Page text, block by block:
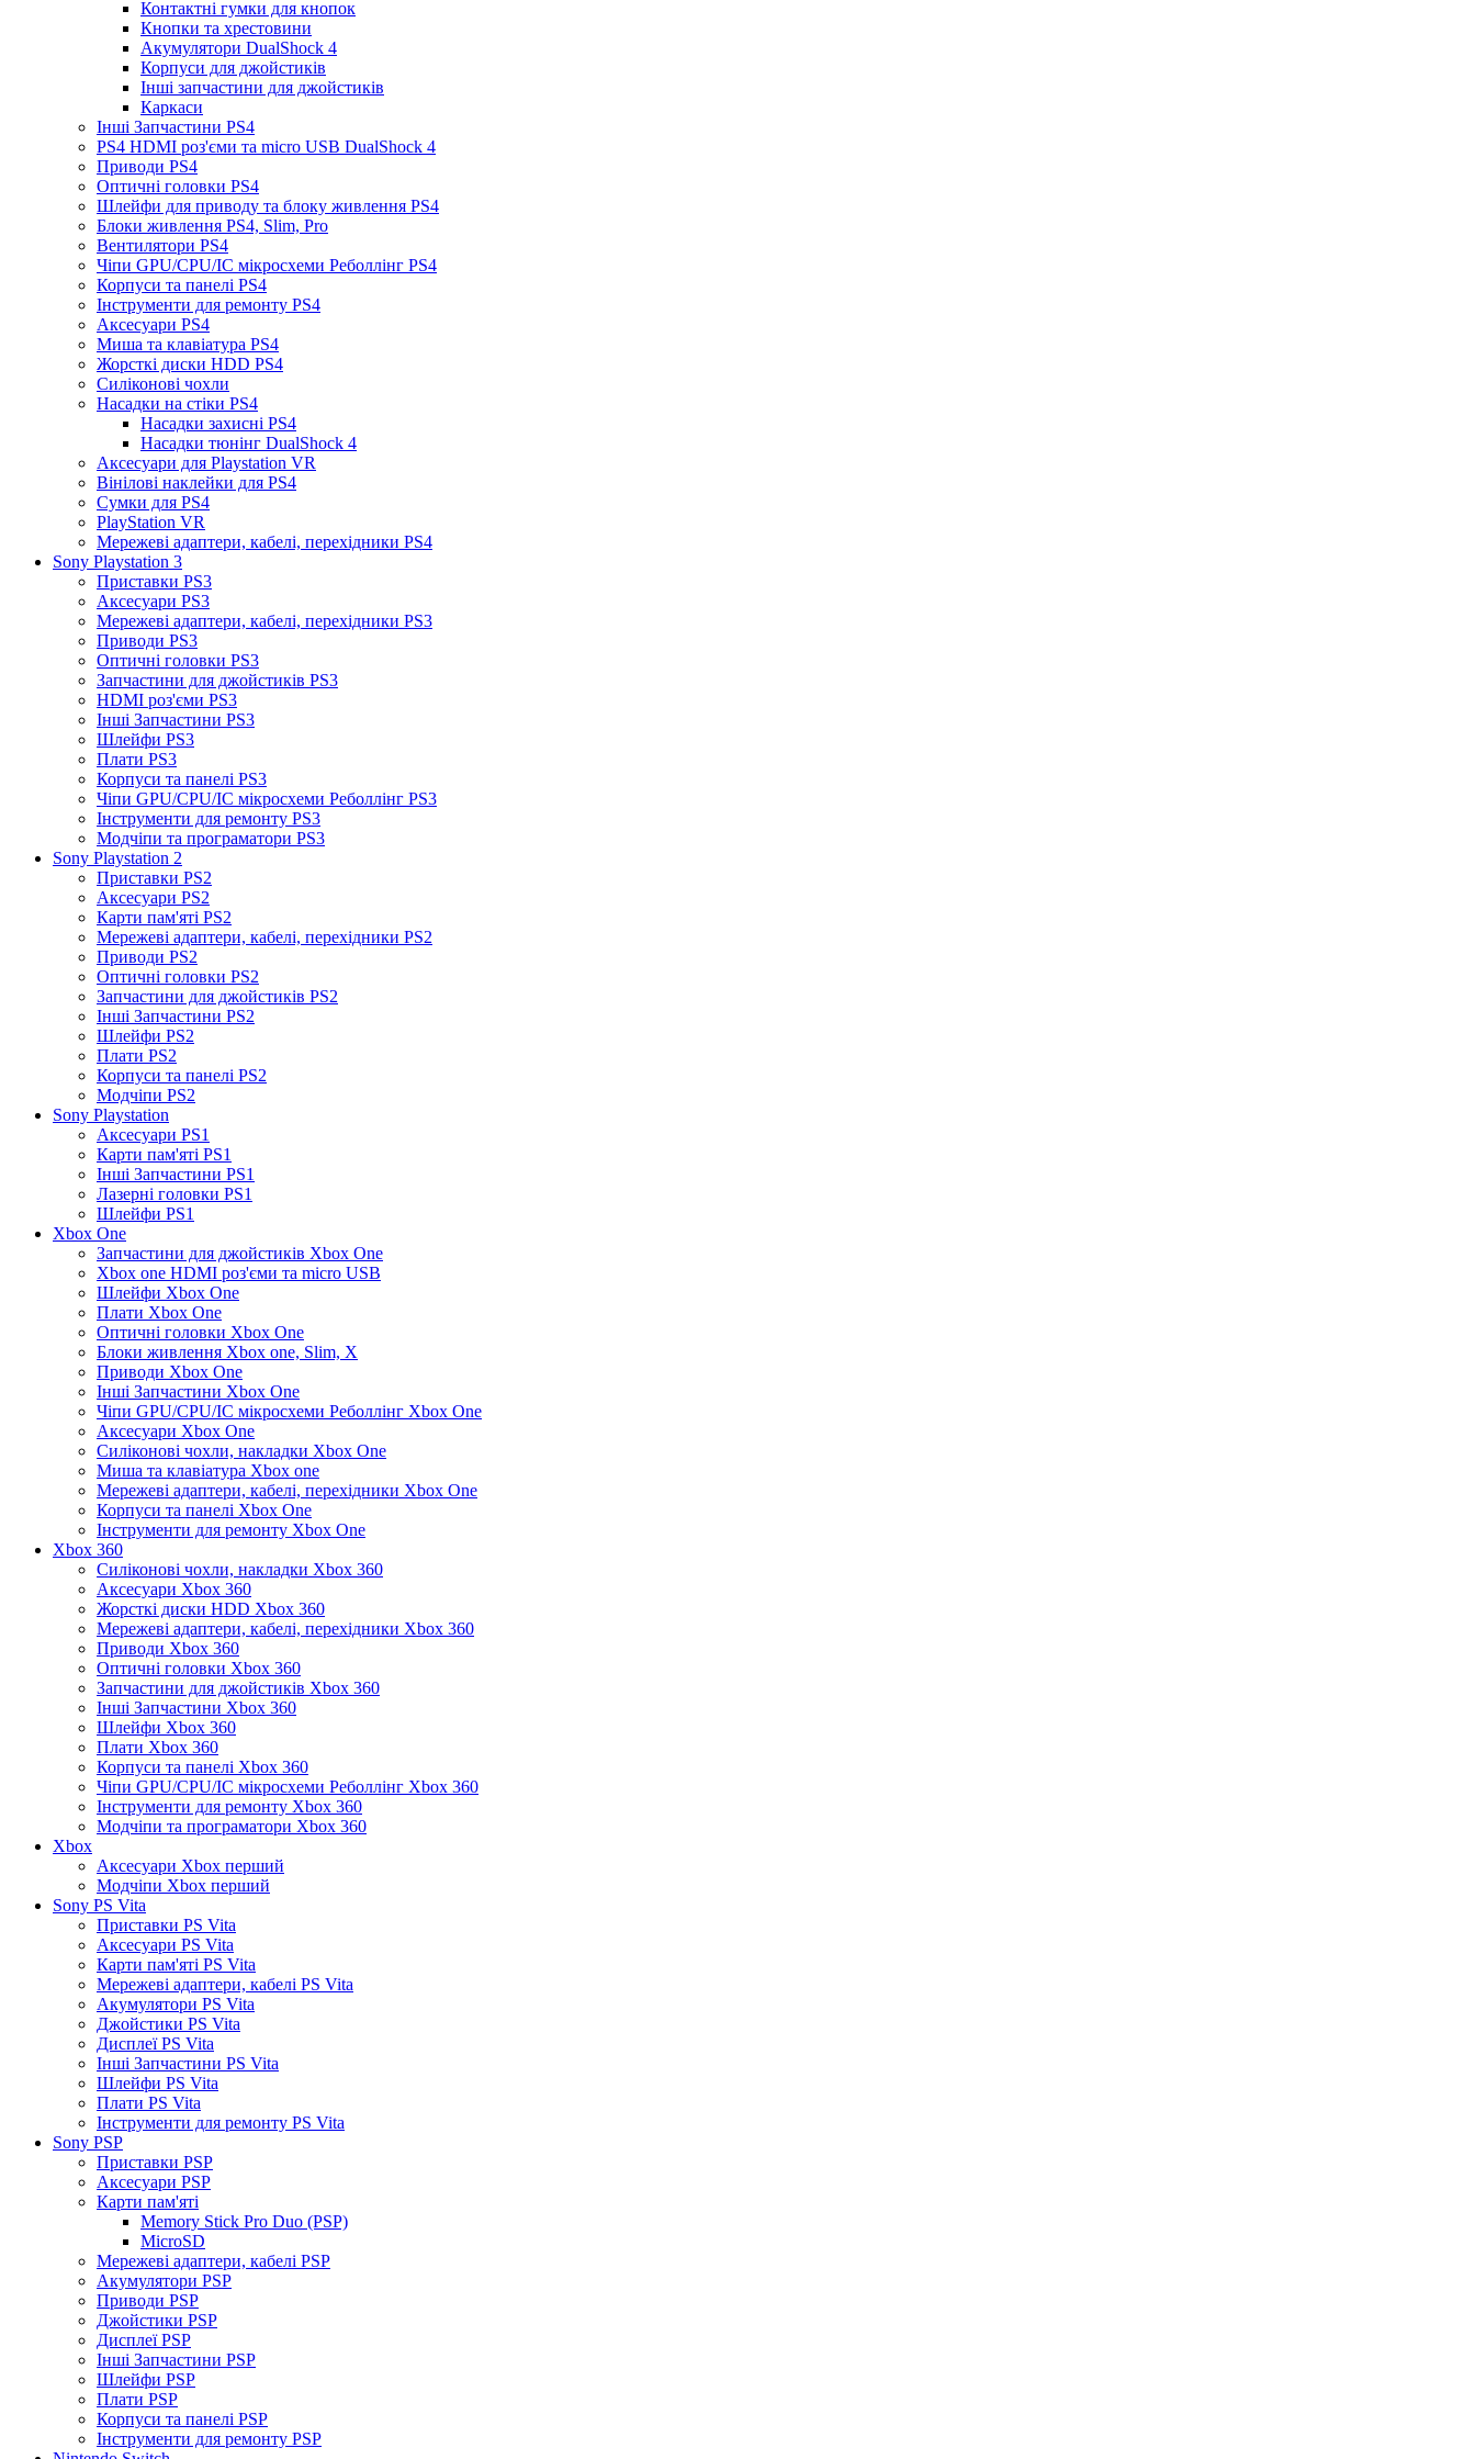
Контактні гумки для кнопок
Кнопки та хрестовини
Акумулятори DualShock 4
Корпуси для джойстиків
Інші запчастини для джойстиків
Каркаси
Інші Запчастини PS4
PS4 HDMI роз'єми та micro USB DualShock 4
Приводи PS4
Оптичні головки PS4
Шлейфи для приводу та блоку живлення PS4
Блоки живлення PS4, Slim, Pro
Вентилятори PS4
Чіпи GPU/CPU/IC мікросхеми Реболлінг PS4
Корпуси та панелі PS4
Інструменти для ремонту PS4
Аксесуари PS4
Миша та клавіатура PS4
Жорсткі диски HDD PS4
Силіконові чохли
Насадки на стіки PS4
Насадки захисні PS4
Насадки тюнінг DualShock 4
Аксесуари для Playstation VR
Вінілові наклейки для PS4
Сумки для PS4
PlayStation VR
Мережеві адаптери, кабелі, перехідники PS4
Sony Playstation 3
Приставки PS3
Аксесуари PS3
Мережеві адаптери, кабелі, перехідники PS3
Приводи PS3
Оптичні головки PS3
Запчастини для джойстиків PS3
HDMI роз'єми PS3
Інші Запчастини PS3
Шлейфи PS3
Плати PS3
Корпуси та панелі PS3
Чіпи GPU/CPU/IC мікросхеми Реболлінг PS3
Інструменти для ремонту PS3
Модчіпи та програматори PS3
Sony Playstation 2
Приставки PS2
Аксесуари PS2
Карти пам'яті PS2
Мережеві адаптери, кабелі, перехідники PS2
Приводи PS2
Оптичні головки PS2
Запчастини для джойстиків PS2
Інші Запчастини PS2
Шлейфи PS2
Плати PS2
Корпуси та панелі PS2
Модчіпи PS2
Sony Playstation
Аксесуари PS1
Карти пам'яті PS1
Інші Запчастини PS1
Лазерні головки PS1
Шлейфи PS1
Xbox One
Запчастини для джойстиків Xbox One
Xbox one HDMI роз'єми та micro USB
Шлейфи Xbox One
Плати Xbox One
Оптичні головки Xbox One
Блоки живлення Xbox one, Slim, X
Приводи Xbox One
Інші Запчастини Xbox One
Чіпи GPU/CPU/IC мікросхеми Реболлінг Xbox One
Аксесуари Xbox One
Силіконові чохли, накладки Xbox One
Миша та клавіатура Xbox one
Мережеві адаптери, кабелі, перехідники Xbox One
Корпуси та панелі Xbox One
Інструменти для ремонту Xbox One
Xbox 360
Силіконові чохли, накладки Xbox 360
Аксесуари Xbox 360
Жорсткі диски HDD Xbox 360
Мережеві адаптери, кабелі, перехідники Xbox 360
Приводи Xbox 360
Оптичні головки Xbox 360
Запчастини для джойстиків Xbox 360
Інші Запчастини Xbox 360
Шлейфи Xbox 360
Плати Xbox 360
Корпуси та панелі Xbox 360
Чіпи GPU/CPU/IC мікросхеми Реболлінг Xbox 360
Інструменти для ремонту Xbox 360
Модчіпи та програматори Xbox 360
Xbox
Аксесуари Xbox перший
Модчіпи Xbox перший
Sony PS Vita
Приставки PS Vita
Аксесуари PS Vita
Карти пам'яті PS Vita
Мережеві адаптери, кабелі PS Vita
Акумулятори PS Vita
Джойстики PS Vita
Дисплеї PS Vita
Інші Запчастини PS Vita
Шлейфи PS Vita
Плати PS Vita
Інструменти для ремонту PS Vita
Sony PSP
Приставки PSP
Аксесуари PSP
Карти пам'яті
Memory Stick Pro Duo (PSP)
MicroSD
Мережеві адаптери, кабелі PSP
Акумулятори PSP
Приводи PSP
Джойстики PSP
Дисплеї PSP
Інші Запчастини PSP
Шлейфи PSP
Плати PSP
Корпуси та панелі PSP
Інструменти для ремонту PSP